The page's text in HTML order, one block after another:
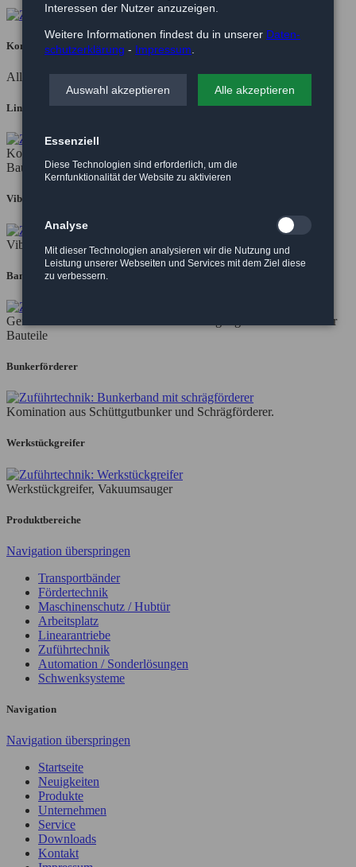
Komplette Zuführanlage.
Alles aus einer Hand. Aufstellen, Anschliessen fertig.
Linearförderer
Kompakte, geschlossene Bauweise in verschiedenen Standard-
Baugrößen
Vibrationswendelförderer
Vibrationsantriebe für Zuführgeräte in vier Standardgrößen
Bandbunker
Geräuscharme und verschleißarme Versorgung unterschiedlichster
Bauteile
Bunkerförderer
Komination aus Schüttgutbunker und Schrägförderer.
Werkstückgreifer
Werkstückgreifer, Vakuumsauger
Produktbereiche
Navigation überspringen
Transportbänder
Fördertechnik
Maschinenschutz / Hubtür
Arbeitsplatz
Linearantriebe
Zuführtechnik
Automation / Sonderlösungen
Schwenksysteme
Navigation
Navigation überspringen
Startseite
Neuigkeiten
Produkte
Unternehmen
Service
Downloads
Kontakt
Interessen der Nutzer anzuzeigen.
Weitere Informationen findest du in unserer Daten­
schutz­erklärung - Impressum
Auswahl akzeptieren Alle akzeptieren
Essenziell
Diese Technologien sind erforderlich, um die
Kernfunktionalität der Website zu aktivieren
Analyse
Mit dieser Technologien analysieren wir die Nutzung und
Leistung unserer Webseiten und Services mit dem Ziel diese
zu verbessern.